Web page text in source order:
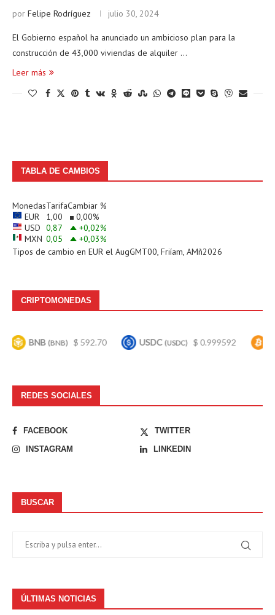
por Felipe Rodríguez julio 30, 2024
El Gobierno español ha anunciado un ambicioso plan para la
construcción de 43,000 viviendas de alquiler …
Leer más
TABLA DE CAMBIOS
MonedasTarifaCambiar %
EUR
1,00 0,00%
USD 0,87 +0,02%
MXN 0,05 +0,03%
Tipos de cambio en EUR el AugGMT00, Friíam, AMñ2026
CRIPTOMONEDAS
BNB(BNB) $ 592.70 USDC(USDC) $ 0.999592 Bitcoin
REDES SOCIALES
FACEBOOK
TWITTER
INSTAGRAM
LINKEDIN
BUSCAR
ÚLTIMAS NOTICIAS